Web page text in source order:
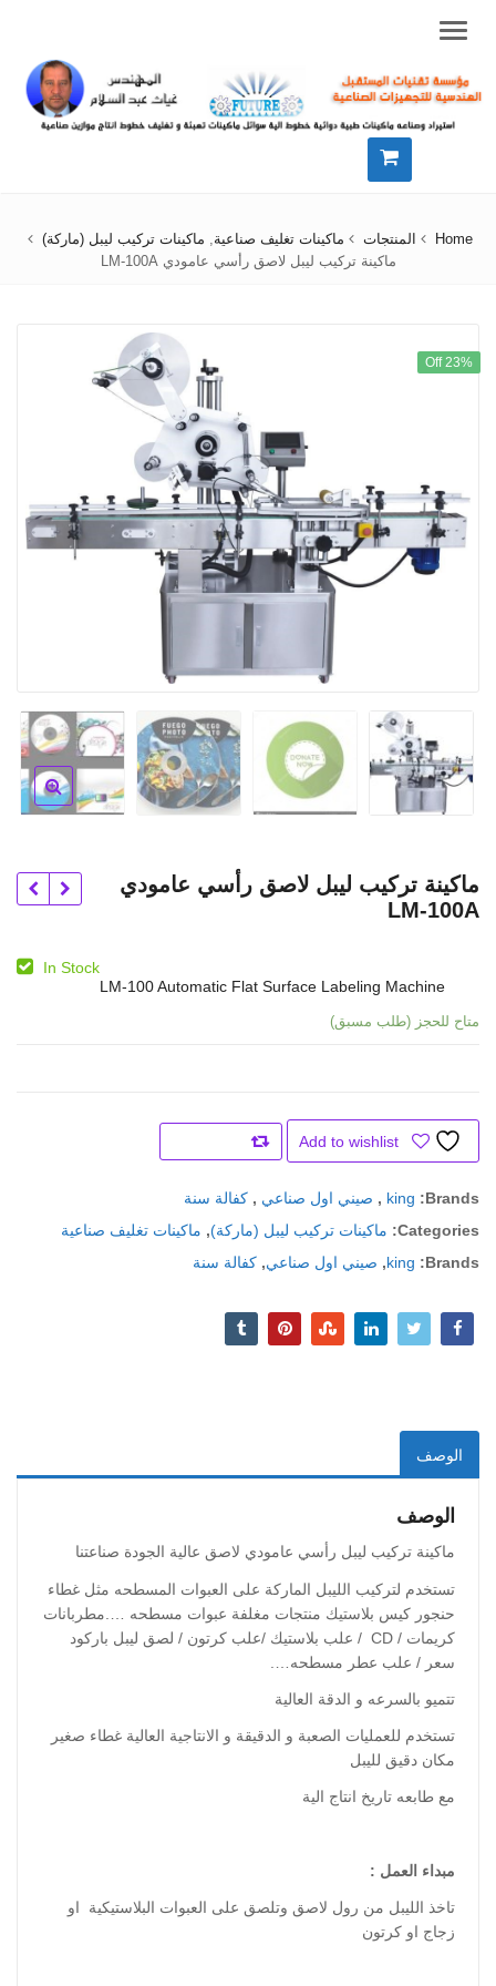
Menu
Home المنتجات ماكينات تغليف صناعية
ماكينات تركيب ليبل (ماركة)
ماكينة تركيب ليبل لاصق رأسي عامودي LM-100A
23% Off
ماكينة تركيب ليبل لاصق رأسي عامودي
LM-100A
In Stock
LM-100 Automatic Flat Surface Labeling Machine
متاح للحجز (طلب مسبق)
Add to wishlist
Brands:
king
, صيني اول صناعي , كفالة سنة
Categories:
ماكينات تركيب ليبل (ماركة), ماكينات تغليف صناعية
Brands:
king
, صيني اول صناعي, كفالة سنة
الوصف
الوصف
ماكينة تركيب ليبل رأسي عامودي لاصق عالية الجودة صناعتنا
تستخدم لتركيب الليبل الماركة على العبوات المسطحه مثل غطاء
حنجور كيس بلاستيك منتجات مغلفة عبوات مسطحه ….مطربانات
كريمات / CD / علب بلاستيك /علب كرتون / لصق ليبل باركود
سعر / علب عطر مسطحه….
تتميو بالسرعه و الدقة العالية
تستخدم للعمليات الصعبة و الدقيقة و الانتاجية العالية غطاء صغير
مكان دقيق لليبل
مع طابعه تاريخ انتاج الية
مبداء العمل :
تاخذ الليبل من رول لاصق وتلصق على العبوات البلاستيكية او
زجاج او كرتون